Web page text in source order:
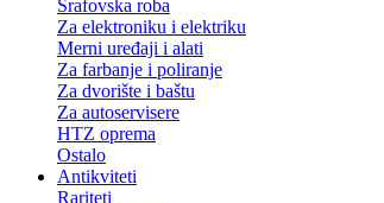
Šrafovska roba
Za elektroniku i elektriku
Merni uređaji i alati
Za farbanje i poliranje
Za dvorište i baštu
Za autoservisere
HTZ oprema
Ostalo
Antikviteti
Rariteti